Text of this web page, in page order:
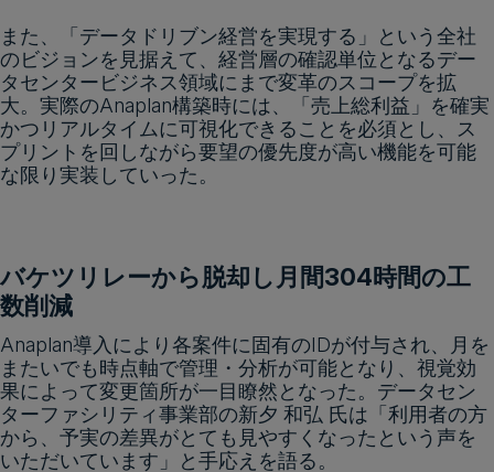
また、「データドリブン経営を実現する」という全社
のビジョンを見据えて、経営層の確認単位となるデー
タセンタービジネス領域にまで変革のスコープを拡
大。実際のAnaplan構築時には、「売上総利益」を確実
かつリアルタイムに可視化できることを必須とし、ス
プリントを回しながら要望の優先度が高い機能を可能
な限り実装していった。
バケツリレーから脱却し月間304時間の工
数削減
Anaplan導入により各案件に固有のIDが付与され、月を
またいでも時点軸で管理・分析が可能となり、視覚効
果によって変更箇所が一目瞭然となった。データセン
ターファシリティ事業部の新夕 和弘 氏は「利用者の方
から、予実の差異がとても見やすくなったという声を
いただいています」と手応えを語る。